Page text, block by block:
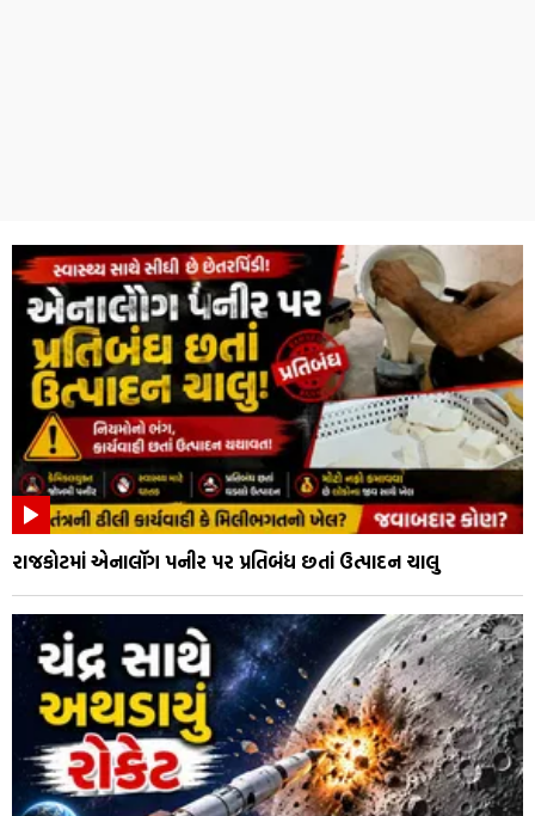
રાજકોટમાં એનાલૉગ પનીર પર પ્રતિબંધ છતાં ઉત્પાદન ચાલુ